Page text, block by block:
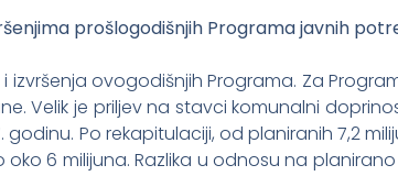
prošlogodišnjih Programa javnih
izvršenja ovogodišnjih Programa. Za
Velik je priljev na stavci komunalni
godinu. Po rekapitulaciji, od planiranih 7,2
6 milijuna. Razlika u odnosu na